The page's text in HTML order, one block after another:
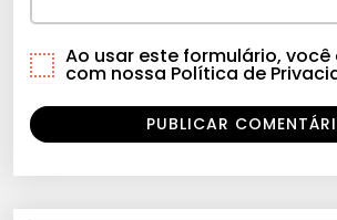
Ao usar este formulário,
com nossa Política de